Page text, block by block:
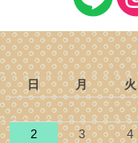
日 月 火
2
3 4